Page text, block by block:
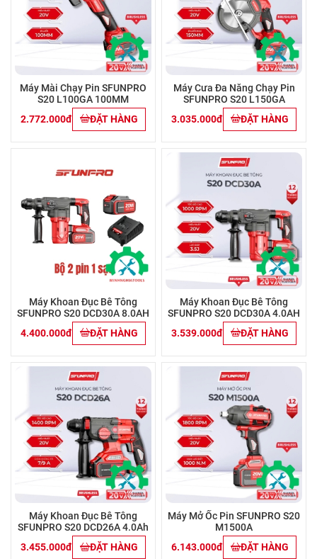
Máy Mài Chạy Pin SFUNPRO
S20 L100GA 100MM
2.772.000đ
ĐẶT HÀNG
Máy Cưa Đa Năng Chạy Pin
SFUNPRO S20 L150GA
3.035.000đ
ĐẶT HÀNG
Máy Khoan Đục Bê Tông
SFUNPRO S20 DCD30A 8.0AH
4.400.000đ
ĐẶT HÀNG
Máy Khoan Đục Bê Tông
SFUNPRO S20 DCD30A 4.0AH
3.539.000đ
ĐẶT HÀNG
Máy Khoan Đục Bê Tông
SFUNPRO S20 DCD26A 4.0Ah
3.455.000đ
ĐẶT HÀNG
Máy Mở Ốc Pin SFUNPRO S20
M1500A
6.143.000đ
ĐẶT HÀNG